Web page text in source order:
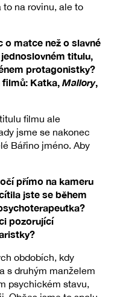
na rovinu, ale to
o matce než o slavné
titulu,
protagonistky?
Katka, Mallory,
filmu ale
jsme se nakonec
Bářino jméno. Aby
přímo na kameru
jste se během
pozorující
obdobích, kdy
s druhým manželem
psychickém stavu,